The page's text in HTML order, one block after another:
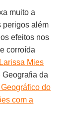
muito a
perigos além
efeitos nos
corroída
Larissa Mies
Geografia da
do
com a